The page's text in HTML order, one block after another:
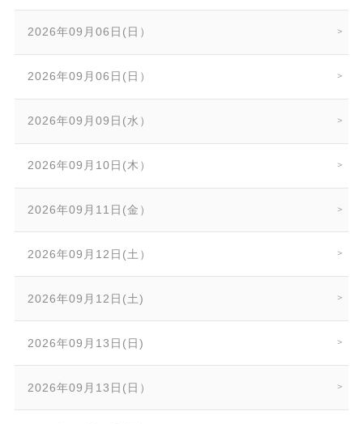
2026年09月06日(日）
2026年09月06日(日）
2026年09月09日(水）
2026年09月10日(木）
2026年09月11日(金）
2026年09月12日(土）
2026年09月12日(土)
2026年09月13日(日)
2026年09月13日(日）